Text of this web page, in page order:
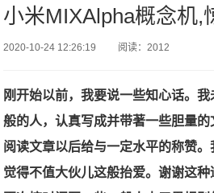
小米MIXAlpha概念机,
2020-10-24 12:26:19 阅读：2012
刚开始以前，我要说一些知心话。我
般的人，认真写成并带著一些胆量
阅读文章以后给与一定水平的称赞。
觉得不值大伙儿这般抬爱。谢谢这种